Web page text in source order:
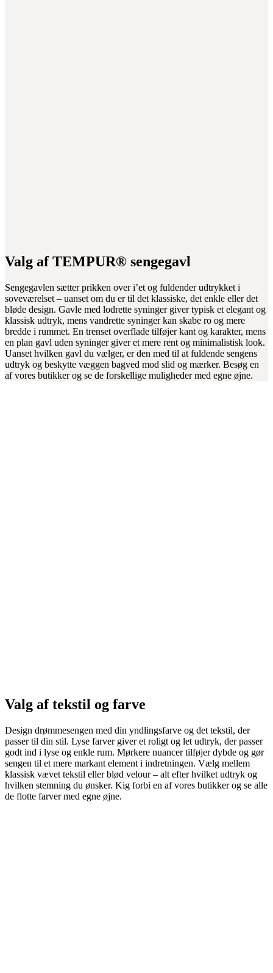
Valg af TEMPUR® sengegavl
Sengegavlen sætter prikken over i’et og fuldender udtrykket i
soveværelset – uanset om du er til det klassiske, det enkle eller det
bløde design. Gavle med lodrette syninger giver typisk et elegant og
klassisk udtryk, mens vandrette syninger kan skabe ro og mere
bredde i rummet. En trenset overflade tilføjer kant og karakter, mens
en plan gavl uden syninger giver et mere rent og minimalistisk look.
Uanset hvilken gavl du vælger, er den med til at fuldende sengens
udtryk og beskytte væggen bagved mod slid og mærker. Besøg en
af vores butikker og se de forskellige muligheder med egne øjne.
Valg af tekstil og farve
Design drømmesengen med din yndlingsfarve og det tekstil, der
passer til din stil. Lyse farver giver et roligt og let udtryk, der passer
godt ind i lyse og enkle rum. Mørkere nuancer tilføjer dybde og gør
sengen til et mere markant element i indretningen. Vælg mellem
klassisk vævet tekstil eller blød velour – alt efter hvilket udtryk og
hvilken stemning du ønsker. Kig forbi en af vores butikker og se alle
de flotte farver med egne øjne.